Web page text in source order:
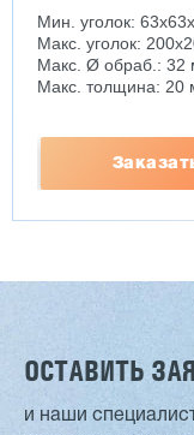
Мин. уголок:
Макс. уголок:
Макс. Ø обраб.: 32
Макс. толщина: 20
ОСТАВИТЬ
и наши